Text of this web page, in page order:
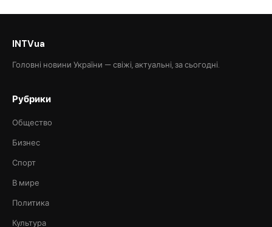
INTVua
Головні новини України — свіжі, актуальні, за сьогодні.
Рубрики
Общество
Бизнес
Спорт
В мире
Политика
Культура